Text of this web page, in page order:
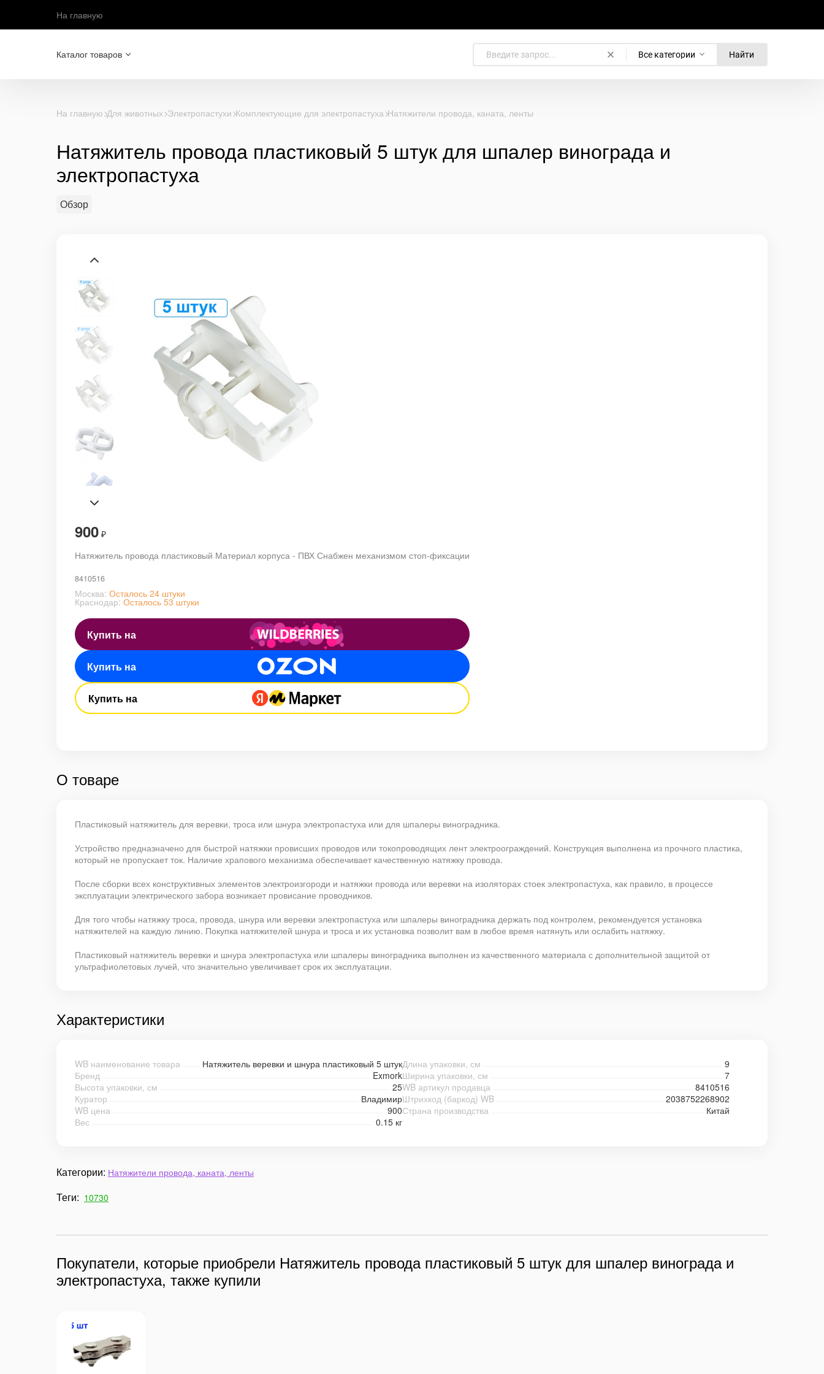
На главную
Каталог товаров Все категории Найти
На главную Для животных Электропастухи Комплектующие для электропастуха Натяжители провода, каната, ленты
Натяжитель провода пластиковый 5 штук для шпалер винограда и
электропастуха
Обзор
900 ₽
Натяжитель провода пластиковый Материал корпуса - ПВХ Снабжен механизмом стоп-фиксации
8410516
Москва: Осталось 24 штуки
Краснодар: Осталось 53 штуки
Купить на
Купить на
Купить на
О товаре
Пластиковый натяжитель для веревки, троса или шнура электропастуха или для шпалеры виноградника.
Устройство предназначено для быстрой натяжки провисших проводов или токопроводящих лент электроограждений. Конструкция выполнена из прочного пластика,
который не пропускает ток. Наличие храпового механизма обеспечивает качественную натяжку провода.
После сборки всех конструктивных элементов электроизгороди и натяжки провода или веревки на изоляторах стоек электропастуха, как правило, в процессе
эксплуатации электрического забора возникает провисание проводников.
Для того чтобы натяжку троса, провода, шнура или веревки электропастуха или шпалеры виноградника держать под контролем, рекомендуется установка
натяжителей на каждую линию. Покупка натяжителей шнура и троса и их установка позволит вам в любое время натянуть или ослабить натяжку.
Пластиковый натяжитель веревки и шнура электропастуха или шпалеры виноградника выполнен из качественного материала с дополнительной защитой от
ультрафиолетовых лучей, что значительно увеличивает срок их эксплуатации.
Характеристики
WB наименование товара Натяжитель веревки и шнура пластиковый 5 штукДлина упаковки, см
9
Бренд
ExmorkШирина упаковки, см
7
Высота упаковки, см
25WB артикул продавца
8410516
Куратор
ВладимирШтрихкод (баркод) WB
2038752268902
WB цена
900Страна производства
Китай
Вес
0.15 кг
Категории: Натяжители провода, каната, ленты
Теги: 10730
Покупатели, которые приобрели Натяжитель провода пластиковый 5 штук для шпалер винограда и
электропастуха, также купили